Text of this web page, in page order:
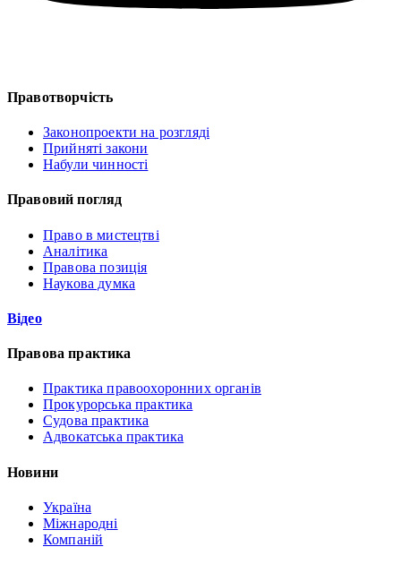
Правотворчість
Законопроекти на розгляді
Прийняті закони
Набули чинності
Правовий погляд
Право в мистецтві
Аналітика
Правова позиція
Наукова думка
Відео
Правова практика
Практика правоохоронних органів
Прокурорська практика
Судова практика
Адвокатська практика
Новини
Україна
Міжнародні
Компаній